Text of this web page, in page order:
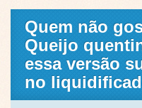
Quem não
Queijo
essa versão
no